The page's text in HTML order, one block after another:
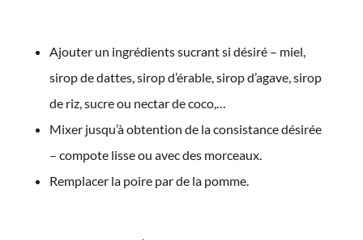
Ajouter un ingrédients sucrant si désiré – miel,
sirop de dattes, sirop d’érable, sirop d’agave, sirop
de riz, sucre ou nectar de coco,…
Mixer jusqu’à obtention de la consistance désirée
– compote lisse ou avec des morceaux.
Remplacer la poire par de la pomme.